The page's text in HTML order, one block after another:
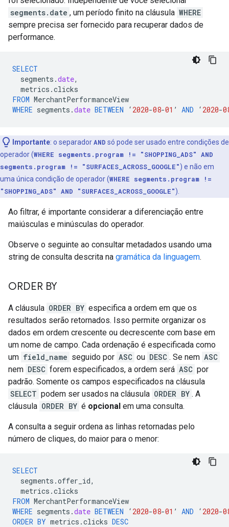
segments.date , um período finito na cláusula WHERE
sempre precisa ser fornecido para recuperar dados de
performance.
SELECT
segments .date,
metrics .clicks
FROM MerchantPerformanceView
WHERE segments .date BETWEEN ‘ 2020-08-01 ’ AND ‘ 2020-
Importante: o separadorAND só pode ser usado entre condições de
operador (WHERE segments.program != "SHOPPING_ADS" AND
segments.program != "SURFACES_ACROSS_GOOGLE") e não em
uma única condição de operador (WHERE segments.program !=
"SHOPPING_ADS" AND "SURFACES_ACROSS_GOOGLE").
Ao filtrar, é importante considerar a diferenciação entre
maiúsculas e minúsculas do operador.
Observe o seguinte ao consultar metadados usando uma
string de consulta descrita na gramática da linguagem.
ORDER BY
A cláusula ORDER BY especifica a ordem em que os
resultados serão retornados. Isso permite organizar os
dados em ordem crescente ou decrescente com base em
um nome de campo. Cada ordenação é especificada como
um field_name seguido por ASC ou DESC . Se nem ASC
nem DESC forem especificados, a ordem será ASC por
padrão. Somente os campos especificados na cláusula
SELECT podem ser usados na cláusula ORDER BY . A
cláusula ORDER BY é opcional em uma consulta.
A consulta a seguir ordena as linhas retornadas pelo
número de cliques, do maior para o menor:
SELECT
segments .offer_id,
metrics .clicks
FROM MerchantPerformanceView
WHERE segments .date BETWEEN ‘ 2020-08-01 ’ AND ‘ 2020-
ORDER BY metrics .clicks DESC